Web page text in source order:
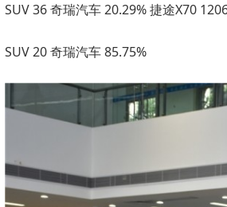
SUV 36 奇瑞汽车 20.29% 捷途X70
SUV 20 奇瑞汽车 85.75%